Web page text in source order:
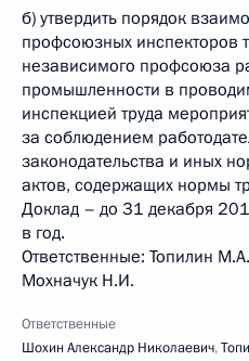
б) утвердить порядок
профсоюзных инспекторов
независимого профсоюза
промышленности в
инспекцией труда
за соблюдением
законодательства и иных
актов, содержащих нормы
Доклад – до 31 декабря
в год.
Ответственные: Топилин
Мохначук Н.И.
Ответственные
Шохин Александр Николаевич,